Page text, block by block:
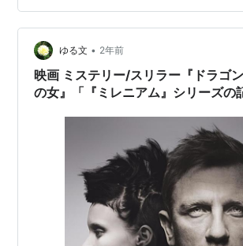
and torture, strong sexuality, graphic
language.
→『カジノ・ロワイヤル (字幕版)』 ②
ゆる文 • 2年前
映画 ミステリー/スリラー『ドラゴ
の女』「『ミレニアム』シリーズの